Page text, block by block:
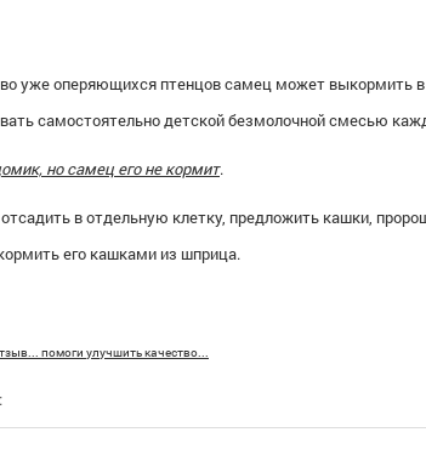
уже оперяющихся птенцов самец может выкормить
самостоятельно детской безмолочной смесью
но самец его не кормит.
в отдельную клетку, предложить кашки,
его кашками из шприца.
помоги улучшить качество...